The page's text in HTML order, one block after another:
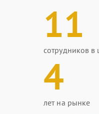
11
сотрудников в
4
лет на рынке